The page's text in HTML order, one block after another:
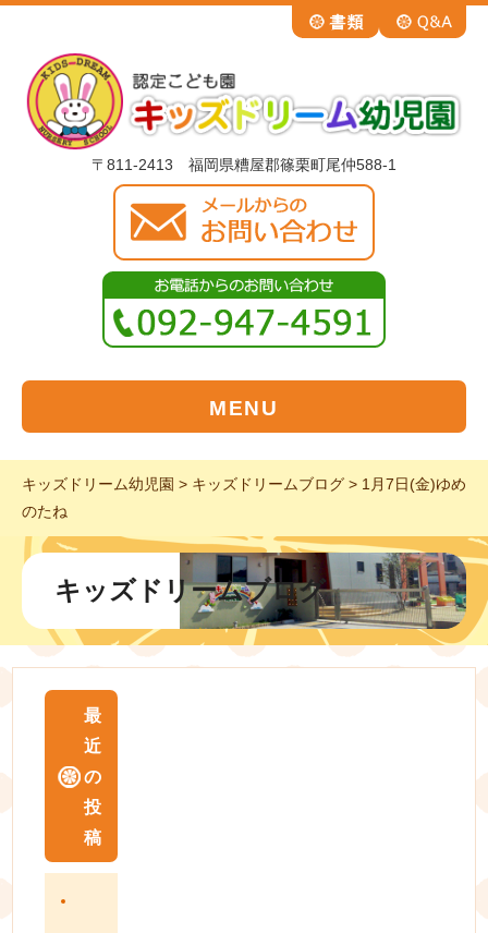
〒811-2413 福岡県糟屋郡篠栗町尾仲588-1
MENU
キッズドリーム幼児園 > キッズドリームブログ > 1月7日(金)ゆめ
のたね
キッズドリームブログ
最
近
の
投
稿